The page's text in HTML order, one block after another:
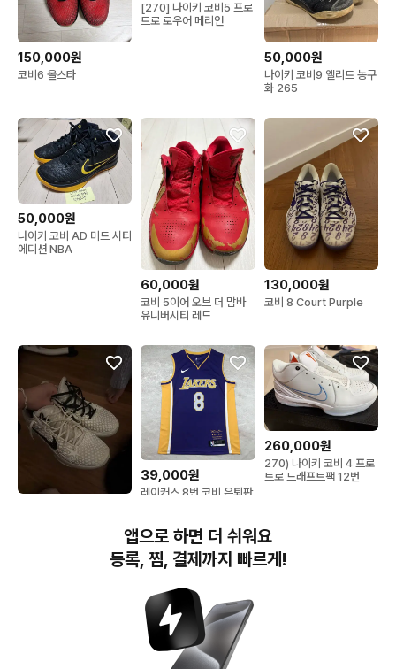
150,000원
코비6 올스타
[270] 나이키 코비5 프로
트로 로우어 메리언
50,000원
나이키 코비9 엘리트 농구
화 265
50,000원
나이키 코비 AD 미드 시티
에디션 NBA
60,000원
코비 5이어 오브 더 맘바
유니버시티 레드
130,000원
코비 8 Court Purple
39,000원
레이커스 8번 코비 은퇴판
260,000원
270) 나이키 코비 4 프로
트로 드래프트팩 12번
번개장터(주) 사업자정보, 이용약관 및 기타 법적고지
번개장터㈜는 통신판매중개자이며, 통신판매의 당사자가 아닙니다. 전자상거래 등에서의
앱으로 하면 더 쉬워요
등록, 찜, 결제까지 빠르게!